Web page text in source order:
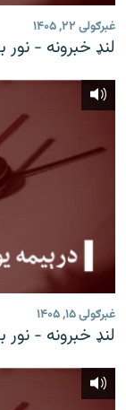
غبرګولی ۲۲, ۱۴۰۵
لنډ خبرونه -
غبرګولی ۱۵, ۱۴۰۵
لنډ خبرونه -